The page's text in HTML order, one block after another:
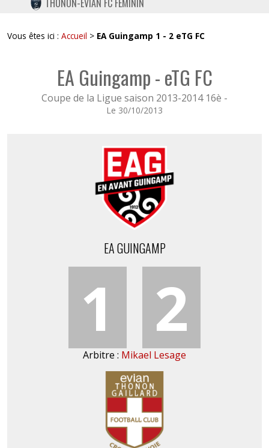
TWITTER
INSTAGRAM
THONON-EVIAN FC FÉMININ
Vous êtes ici : Accueil > EA Guingamp 1 - 2 eTG FC
EA Guingamp - eTG FC
Coupe de la Ligue saison 2013-2014 16è -
Le 30/10/2013
EA GUINGAMP
1 2
Arbitre : Mikael Lesage